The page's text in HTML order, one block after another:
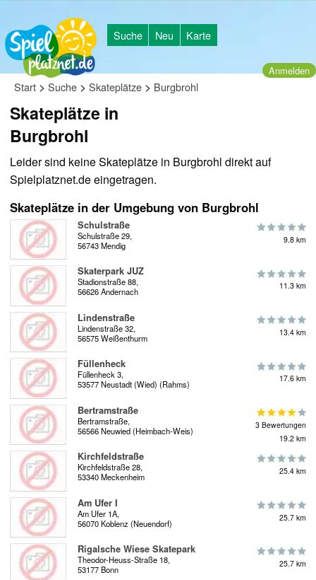
Suche Neu Karte
Anmelden
Start > Suche > Skateplätze > Burgbrohl
Skateplätze in
Burgbrohl
Leider sind keine Skateplätze in Burgbrohl direkt auf
Spielplatznet.de eingetragen.
Skateplätze in der Umgebung von Burgbrohl
Schulstraße
Schulstraße 29,
56743 Mendig
9.8 km
Skaterpark JUZ
Stadionstraße 88,
56626 Andernach
11.3 km
Lindenstraße
Lindenstraße 32,
56575 Weißenthurm
13.4 km
Füllenheck
Füllenheck 3,
53577 Neustadt (Wied) (Rahms)
17.6 km
Bertramstraße
Bertramstraße,
56566 Neuwied (Heimbach-Weis)
3 Bewertungen
19.2 km
Kirchfeldstraße
Kirchfeldstraße 28,
53340 Meckenheim
25.4 km
Am Ufer I
Am Ufer 1A,
56070 Koblenz (Neuendorf)
25.7 km
Rigalsche Wiese Skatepark
Theodor-Heuss-Straße 18,
53177 Bonn
25.7 km